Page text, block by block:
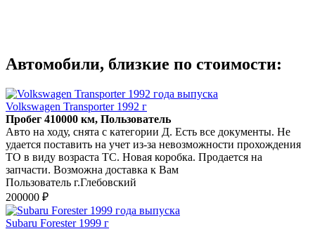
Автомобили, близкие по стоимости:
Volkswagen Transporter 1992 г
Пробег 410000 км, Пользователь
Авто на ходу, снята с категории Д. Есть все документы. Не
удается поставить на учет из-за невозможности прохождения
ТО в виду возраста ТС. Новая коробка. Продается на
запчасти. Возможна доставка к Вам
Пользователь г.Глебовский
200000 ₽
Subaru Forester 1999 г